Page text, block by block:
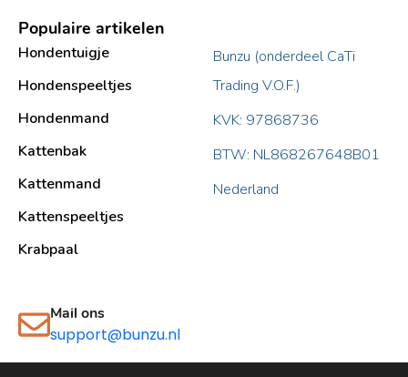
Populaire artikelen
Hondentuigje
Hondenspeeltjes
Hondenmand
Kattenbak
Kattenmand
Kattenspeeltjes
Krabpaal​
Bunzu (onderdeel CaTi
Trading V.O.F.)
KVK: 97868736
BTW: NL868267648B01
Nederland
Mail ons
support@bunzu.nl